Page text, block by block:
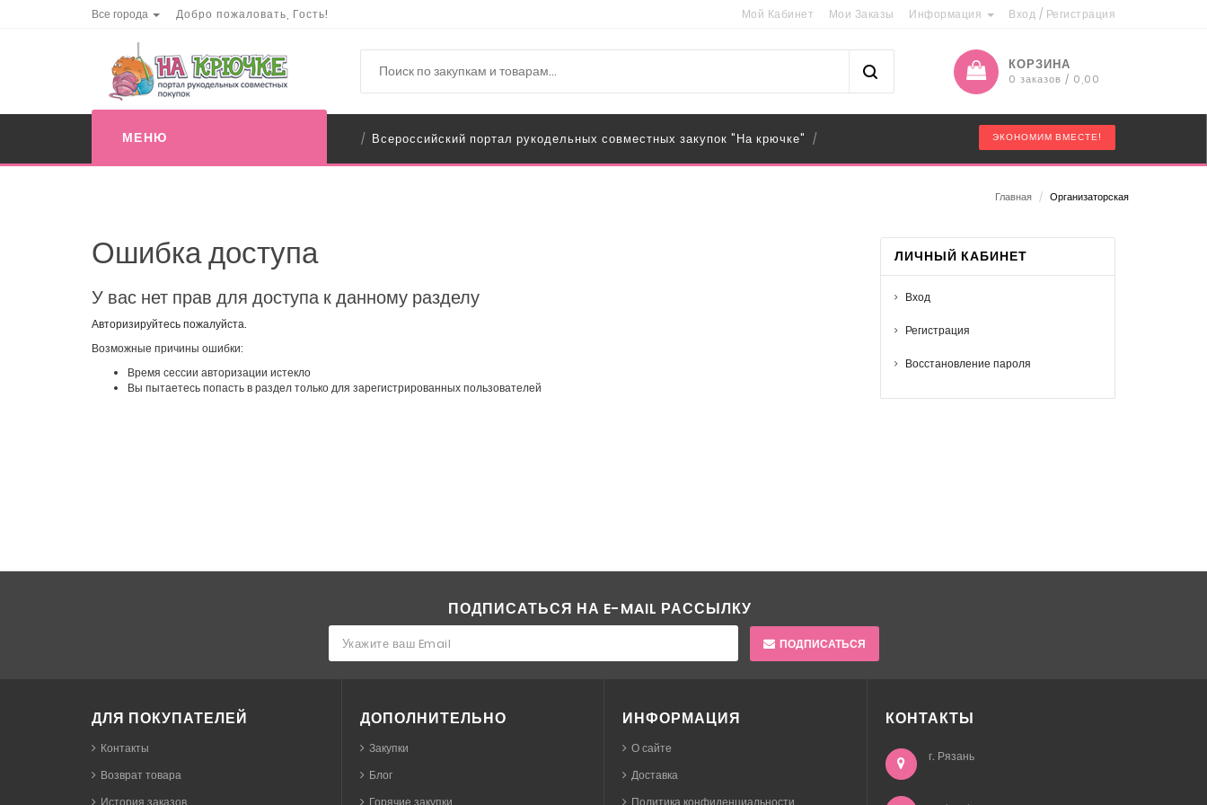
Все города Добро пожаловать, Гость! Мой Кабинет Мои Заказы Информация Вход / Регистрация
КОРЗИНА
0 заказов / 0,00
МЕНЮ / Всероссийский портал рукодельных совместных закупок "На крючке" / ЭКОНОМИМ ВМЕСТЕ!
Главная / Организаторская
Ошибка доступа
У вас нет прав для доступа к данному разделу
Авторизируйтесь пожалуйста.
Возможные причины ошибки:
Время сессии авторизации истекло
Вы пытаетесь попасть в раздел только для зарегистрированных пользователей
ЛИЧНЫЙ КАБИНЕТ
Вход
Регистрация
Восстановление пароля
ПОДПИСАТЬСЯ НА E-MAIL РАССЫЛКУ
ПОДПИСАТЬСЯ
ДЛЯ ПОКУПАТЕЛЕЙ
Контакты
Возврат товара
История заказов
ДОПОЛНИТЕЛЬНО
Закупки
Блог
Горячие закупки
ИНФОРМАЦИЯ
О сайте
Доставка
Политика конфиденциальности
КОНТАКТЫ
г. Рязань